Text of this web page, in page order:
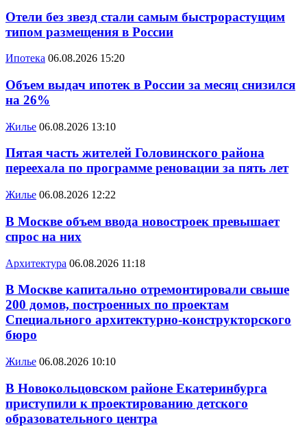
Отели без звезд стали самым быстрорастущим
типом размещения в России
Ипотека 06.08.2026 15:20
Объем выдач ипотек в России за месяц снизился
на 26%
Жилье 06.08.2026 13:10
Пятая часть жителей Головинского района
переехала по программе реновации за пять лет
Жилье 06.08.2026 12:22
В Москве объем ввода новостроек превышает
спрос на них
Архитектура 06.08.2026 11:18
В Москве капитально отремонтировали свыше
200 домов, построенных по проектам
Специального архитектурно-конструкторского
бюро
Жилье 06.08.2026 10:10
В Новокольцовском районе Екатеринбурга
приступили к проектированию детского
образовательного центра